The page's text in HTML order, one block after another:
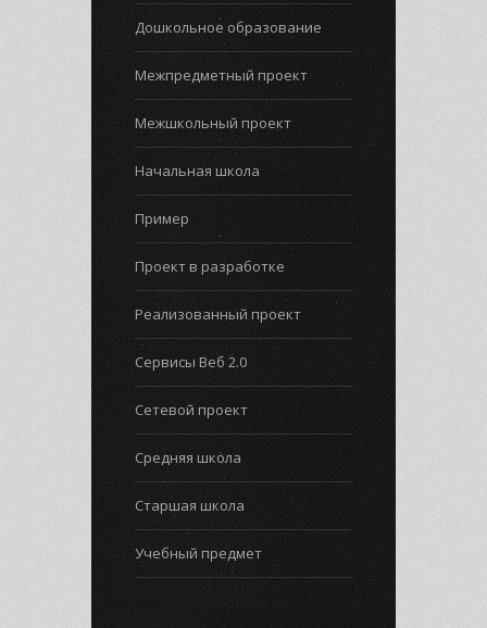
Дошкольное образование
Межпредметный проект
Межшкольный проект
Начальная школа
Пример
Проект в разработке
Реализованный проект
Сервисы Веб 2.0
Сетевой проект
Средняя школа
Старшая школа
Учебный предмет